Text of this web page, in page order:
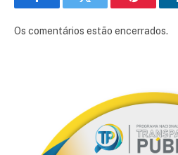
FacebookTwitter Pinterest
Os comentários estão encerrados.